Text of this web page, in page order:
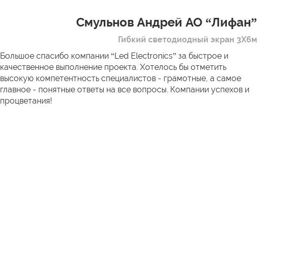
Смульнов Андрей АО “Лифан”
Гибкий светодиодный экран 3Х6м
Большое спасибо компании “Led Electronics” за быстрое и
качественное выполнение проекта. Хотелось бы отметить
высокую компетентность специалистов - грамотные, а самое
главное - понятные ответы на все вопросы. Компании успехов и
процветания!